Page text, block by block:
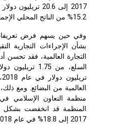
15.2% من الناتج المحلي الإجمالي العالمي.
وفي حين يسهم فرض تعريفات
بشأن الإجراءات التجارية
التجارة العالمية، فقد تحسن
العالمية من البضائع. ومع ذلك،
منظمة التعاون الإسلامي في
2017 إلى 18.8% في عام 2018.